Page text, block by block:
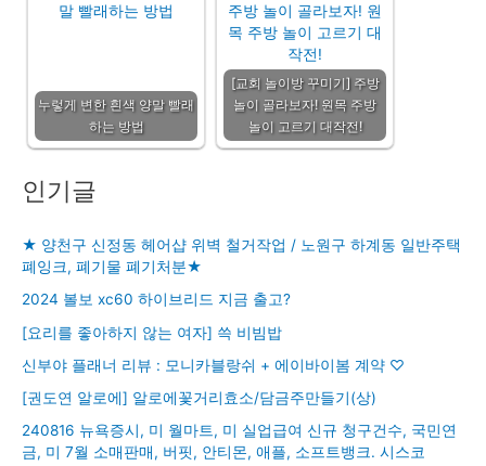
누렇게 변한 흰색 양말 빨래
하는 방법
[교회 놀이방 꾸미기] 주방
놀이 골라보자! 원목 주방
놀이 고르기 대작전!
인기글
★ 양천구 신정동 헤어샵 위벽 철거작업 / 노원구 하계동 일반주택
폐잉크, 폐기물 폐기처분★
2024 볼보 xc60 하이브리드 지금 출고?
[요리를 좋아하지 않는 여자] 쓱 비빔밥
신부야 플래너 리뷰 : 모니카블랑쉬 + 에이바이봄 계약 ♡
[권도연 알로에] 알로에꽃거리효소/담금주만들기(상)
240816 뉴욕증시, 미 월마트, 미 실업급여 신규 청구건수, 국민연
금, 미 7월 소매판매, 버핏, 안티몬, 애플, 소프트뱅크. 시스코